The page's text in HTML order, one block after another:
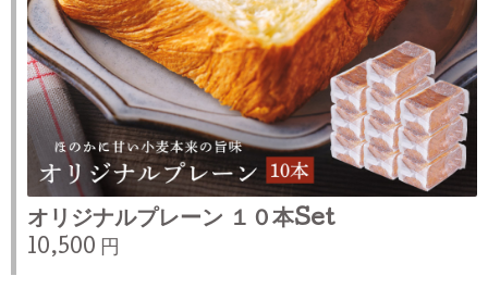
オリジナルプレーン １０本Set
10,500 円